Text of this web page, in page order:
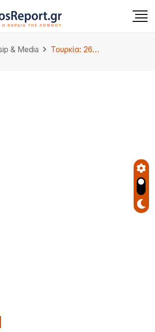
& Media Τουρκία: 26χρονη Βρετανίδα πέθανε μετά από «βάρβαρη» επέμβαση ανόρθωσης γλουτών